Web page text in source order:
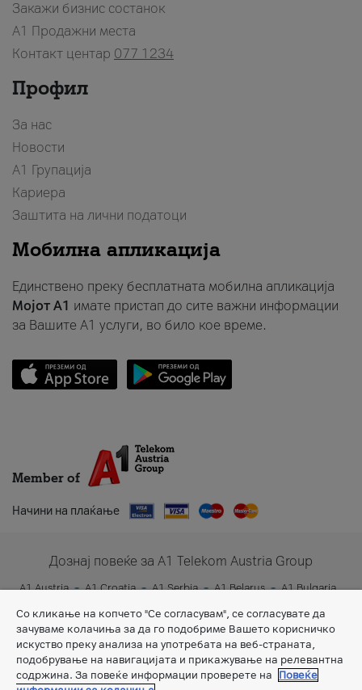
Закажи бизнис состанок
A1 Продажни места
Контакт центар 077 1234
Профил
За нас
Новости
А1 Групација
Кариера
Заштита на лични податоци
Мобилна апликација
Единствено преку бесплатната мобилна апликација
Мојот A1 имате пристап до сите важни информации
за Вашите A1 услуги, во било кое време.
Member of
Начини на плаќање
Дознај повеќе за A1 Telekom Austria Group
A1 Austria A1 Croatia A1 Serbia A1 Belarus
A1 Bulgaria
Со кликање на копчето "Се согласувам", се согласувате да
зачуваме колачиња за да го подобриме Вашето корисничко
искуство преку анализа на употребата на веб-страната,
подобрување на навигацијата и прикажување на релевантна
содржина. За повеќе информации проверете на
Повеќе